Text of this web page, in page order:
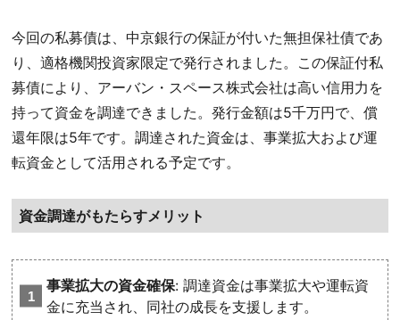
今回の私募債は、中京銀行の保証が付いた無担保社債であ
り、適格機関投資家限定で発行されました。この保証付私
募債により、アーバン・スペース株式会社は高い信用力を
持って資金を調達できました。発行金額は5千万円で、償
還年限は5年です。調達された資金は、事業拡大および運
転資金として活用される予定です。
資金調達がもたらすメリット
事業拡大の資金確保: 調達資金は事業拡大や運転資
金に充当され、同社の成長を支援します。